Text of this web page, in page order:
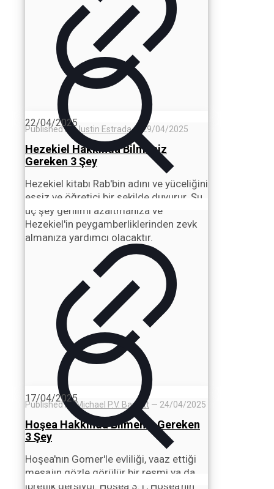
Published byJustin Estrada— 29/04/2025
Hezekiel Hakkında Bilmeniz
Gereken 3 Şey
Hezekiel kitabı Rab'bin adını ve yüceliğini
eşsiz ve öğretici bir şekilde duyurur. Şu
üç şey gerilimi azaltmanıza ve
Hezekiel'in peygamberliklerinden zevk
almanıza yardımcı olacaktır.
Published byMichael P.V. Barrett — 24/04/2025
Hoşea Hakkında Bilmeniz Gereken
3 Şey
Hoşea'nın Gomer'le evliliği, vaaz ettiği
mesajın gözle görülür bir resmi ya da
ibretlik dersiydi. Hoşea 3:1, Hoşea'nın
22/04/2025
17/04/2025